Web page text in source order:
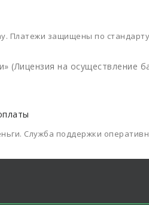
защищены по
на осуществление
Служба поддержки